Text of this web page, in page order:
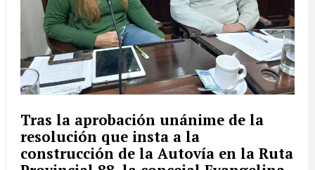
Tras la aprobación unánime de la
resolución que insta a la
construcción de la Autovía en la Ruta